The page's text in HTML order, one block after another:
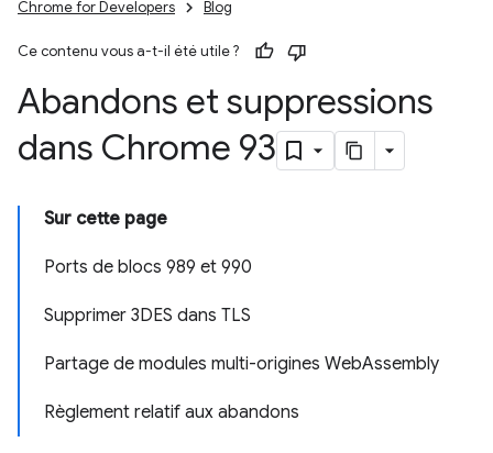
Chrome for Developers Blog
Ce contenu vous a-t-il été utile ?
Abandons et suppressions
dans Chrome 93
Sur cette page
Ports de blocs 989 et 990
Supprimer 3DES dans TLS
Partage de modules multi-origines WebAssembly
Règlement relatif aux abandons